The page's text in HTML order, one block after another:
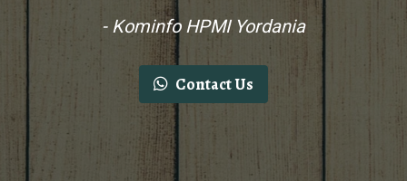
- Kominfo HPMI Yordania
Contact Us